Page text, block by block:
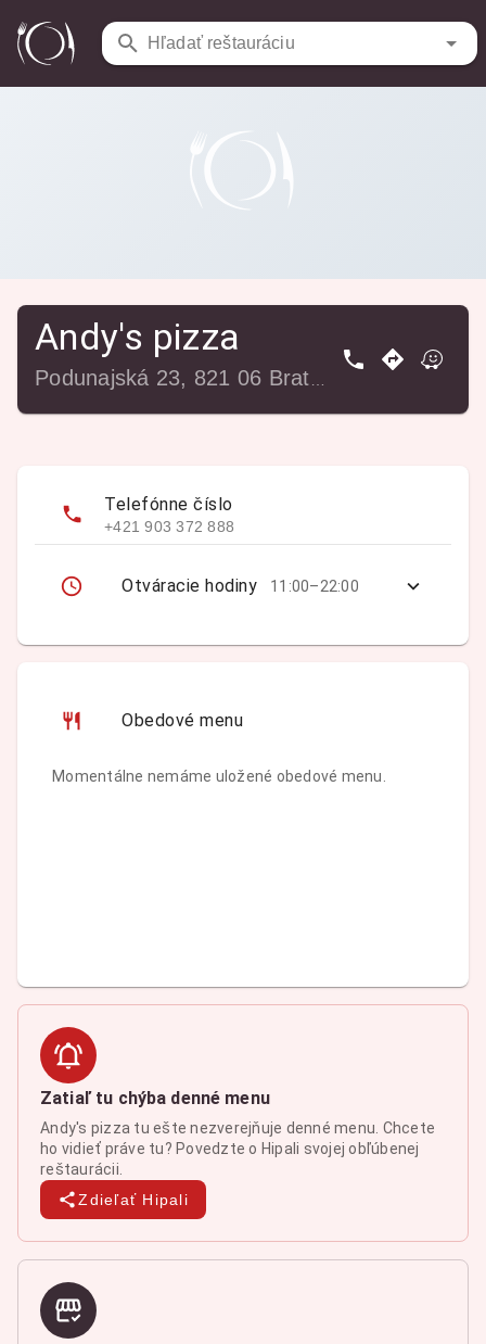
Hľadať reštauráciu
Reštaurácie / Andy's pizza
Andy's pizza
Telefónne číslo
+421 903 372 888
Otváracie hodiny 11:00–22:00
Obedové menu
Momentálne nemáme uložené obedové menu.
Zatiaľ tu chýba denné menu
Andy's pizza tu ešte nezverejňuje denné menu. Chcete
ho vidieť práve tu? Povedzte o Hipali svojej obľúbenej
reštaurácii.
Zdieľať Hipali